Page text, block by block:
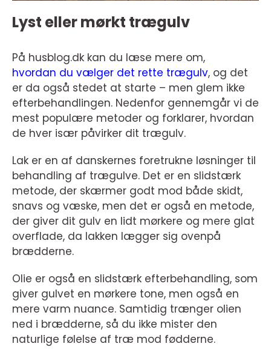
Lyst eller mørkt trægulv
På husblog.dk kan du læse mere om,
hvordan du vælger det rette trægulv, og det
er da også stedet at starte – men glem ikke
efterbehandlingen. Nedenfor gennemgår vi de
mest populære metoder og forklarer, hvordan
de hver især påvirker dit trægulv.
Lak er en af danskernes foretrukne løsninger til
behandling af trægulve. Det er en slidstærk
metode, der skærmer godt mod både skidt,
snavs og væske, men det er også en metode,
der giver dit gulv en lidt mørkere og mere glat
overflade, da lakken lægger sig ovenpå
brædderne.
Olie er også en slidstærk efterbehandling, som
giver gulvet en mørkere tone, men også en
mere varm nuance. Samtidig trænger olien
ned i brædderne, så du ikke mister den
naturlige følelse af træ mod fødderne.